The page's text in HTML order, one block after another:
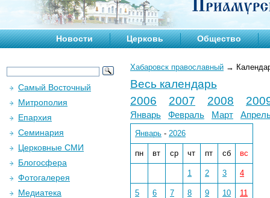
Новости Церковь Общество
Хабаровск православный →
Весь календарь
2006
2007 2008
Январь Февраль Март
Январь - 2026
пн вт ср чт пт сб вс
1 2 3 4
5 6 7 8 9 10 11
Самый Восточный
Митрополия
Епархия
Семинария
Церковные СМИ
Блогосфера
Фотогалерея
Медиатека